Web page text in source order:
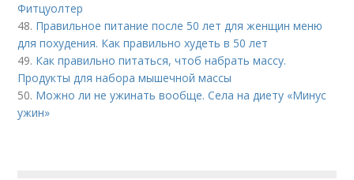
Фитцуолтер
48. Правильное питание после 50 лет для женщин меню
для похудения. Как правильно худеть в 50 лет
49. Как правильно питаться, чтоб набрать массу.
Продукты для набора мышечной массы
50. Можно ли не ужинать вообще. Села на диету «Минус
ужин»